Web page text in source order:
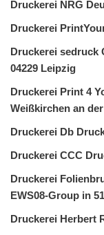
Druckerei NRG
Druckerei
Druckerei sedruck
04229 Leipzig
Druckerei Print 4
Weißkirchen an
Druckerei Db
Druckerei CCC
Druckerei
EWS08-Group in
Druckerei Herbert